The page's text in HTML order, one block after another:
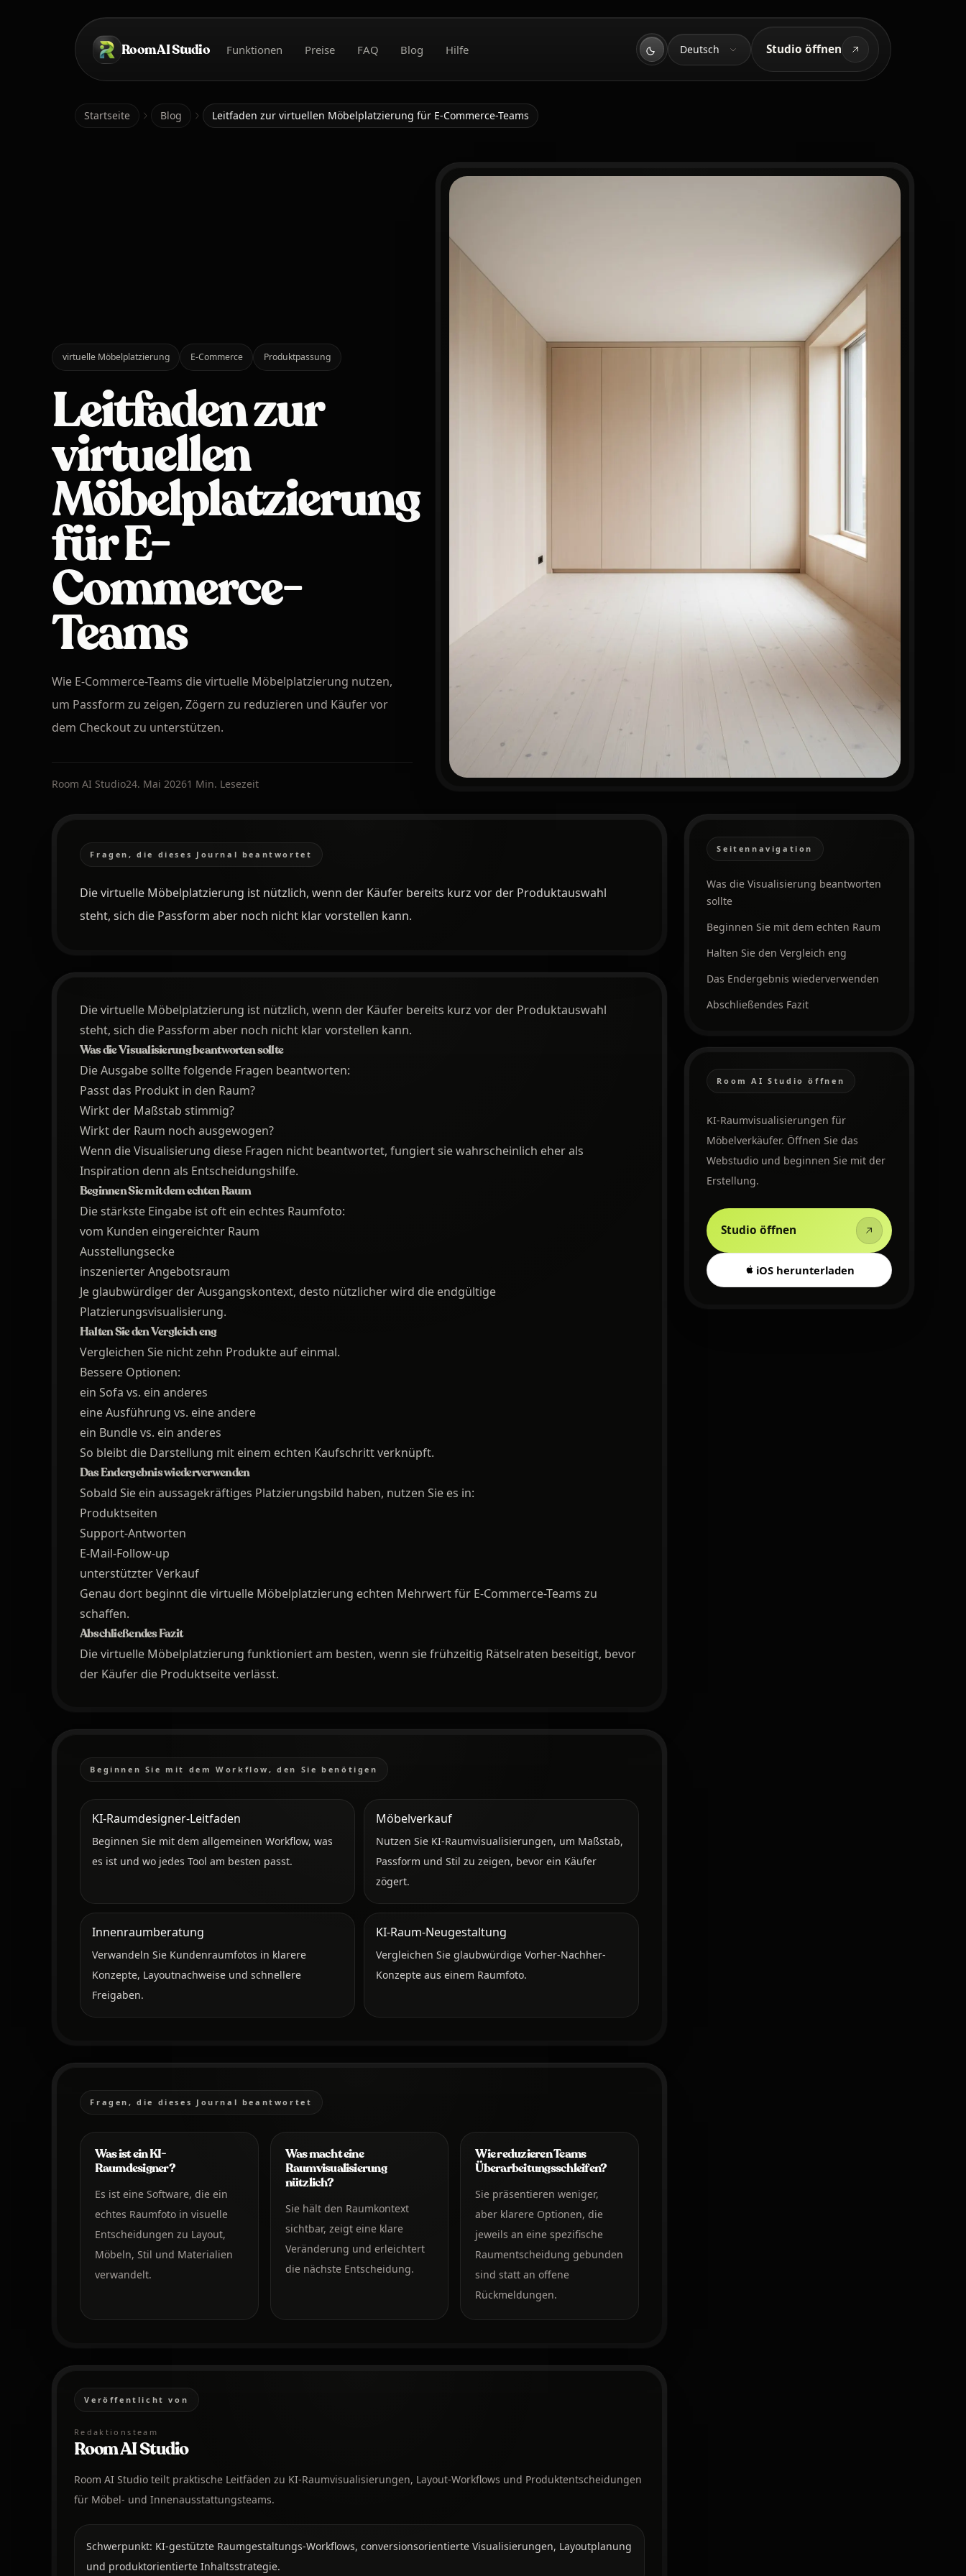
Room AI Studio
Startseite Funktionen Preise FAQ Blog Hilfe Sprache
Deutsch Studio öffnen
Startseite Blog Leitfaden zur virtuellen Möbelplatzierung für E-Commerce-Teams
virtuelle Möbelplatzierung E-Commerce Produktpassung
Leitfaden zur
virtuellen
Möbelplatzierung
für E-
Commerce-
Teams
Wie E-Commerce-Teams die virtuelle Möbelplatzierung nutzen,
um Passform zu zeigen, Zögern zu reduzieren und Käufer vor
dem Checkout zu unterstützen.
Room AI Studio24. Mai 20261 Min. Lesezeit
Fragen, die dieses Journal beantwortet
Die virtuelle Möbelplatzierung ist nützlich, wenn der Käufer bereits kurz vor der Produktauswahl
steht, sich die Passform aber noch nicht klar vorstellen kann.
Die virtuelle Möbelplatzierung ist nützlich, wenn der Käufer bereits kurz vor der Produktauswahl
steht, sich die Passform aber noch nicht klar vorstellen kann.
Was die Visualisierung beantworten sollte
Die Ausgabe sollte folgende Fragen beantworten:
Passt das Produkt in den Raum?
Wirkt der Maßstab stimmig?
Wirkt der Raum noch ausgewogen?
Wenn die Visualisierung diese Fragen nicht beantwortet, fungiert sie wahrscheinlich eher als
Inspiration denn als Entscheidungshilfe.
Beginnen Sie mit dem echten Raum
Die stärkste Eingabe ist oft ein echtes Raumfoto:
vom Kunden eingereichter Raum
Ausstellungsecke
inszenierter Angebotsraum
Je glaubwürdiger der Ausgangskontext, desto nützlicher wird die endgültige
Platzierungsvisualisierung.
Halten Sie den Vergleich eng
Vergleichen Sie nicht zehn Produkte auf einmal.
Bessere Optionen:
ein Sofa vs. ein anderes
eine Ausführung vs. eine andere
ein Bundle vs. ein anderes
So bleibt die Darstellung mit einem echten Kaufschritt verknüpft.
Das Endergebnis wiederverwenden
Sobald Sie ein aussagekräftiges Platzierungsbild haben, nutzen Sie es in:
Produktseiten
Support-Antworten
E-Mail-Follow-up
unterstützter Verkauf
Genau dort beginnt die virtuelle Möbelplatzierung echten Mehrwert für E-Commerce-Teams zu
schaffen.
Abschließendes Fazit
Die virtuelle Möbelplatzierung funktioniert am besten, wenn sie frühzeitig Rätselraten beseitigt, bevor
der Käufer die Produktseite verlässt.
Beginnen Sie mit dem Workflow, den Sie benötigen
KI-Raumdesigner-Leitfaden
Beginnen Sie mit dem allgemeinen Workflow, was
es ist und wo jedes Tool am besten passt.
Möbelverkauf
Nutzen Sie KI-Raumvisualisierungen, um Maßstab,
Passform und Stil zu zeigen, bevor ein Käufer
zögert.
Innenraumberatung
Verwandeln Sie Kundenraumfotos in klarere
Konzepte, Layoutnachweise und schnellere
Freigaben.
KI-Raum-Neugestaltung
Vergleichen Sie glaubwürdige Vorher-Nachher-
Konzepte aus einem Raumfoto.
Fragen, die dieses Journal beantwortet
Was ist ein KI-
Raumdesigner?
Es ist eine Software, die ein
echtes Raumfoto in visuelle
Entscheidungen zu Layout,
Möbeln, Stil und Materialien
verwandelt.
Was macht eine
Raumvisualisierung
nützlich?
Sie hält den Raumkontext
sichtbar, zeigt eine klare
Veränderung und erleichtert
die nächste Entscheidung.
Wie reduzieren Teams
Überarbeitungsschleifen?
Sie präsentieren weniger,
aber klarere Optionen, die
jeweils an eine spezifische
Raumentscheidung gebunden
sind statt an offene
Rückmeldungen.
Veröffentlicht von
Redaktionsteam
Room AI Studio
Room AI Studio teilt praktische Leitfäden zu KI-Raumvisualisierungen, Layout-Workflows und Produktentscheidungen
für Möbel- und Innenausstattungsteams.
Schwerpunkt: KI-gestützte Raumgestaltungs-Workflows, conversionsorientierte Visualisierungen, Layoutplanung
und produktorientierte Inhaltsstrategie.
Seitennavigation
Was die Visualisierung beantworten
sollte
Beginnen Sie mit dem echten Raum
Halten Sie den Vergleich eng
Das Endergebnis wiederverwenden
Abschließendes Fazit
Room AI Studio öffnen
KI-Raumvisualisierungen für
Möbelverkäufer. Öffnen Sie das
Webstudio und beginnen Sie mit der
Erstellung.
Studio öffnen
iOS herunterladen